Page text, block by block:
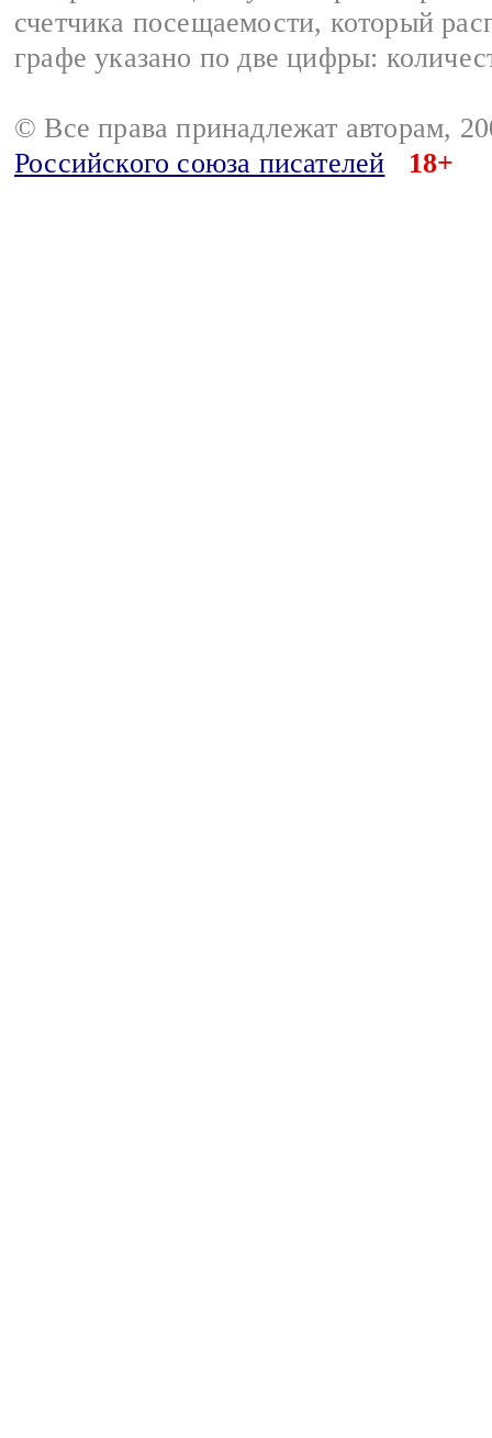
счетчика посещаемости, который
графе указано по две цифры:
© Все права принадлежат авторам,
Российского союза писателей
18+